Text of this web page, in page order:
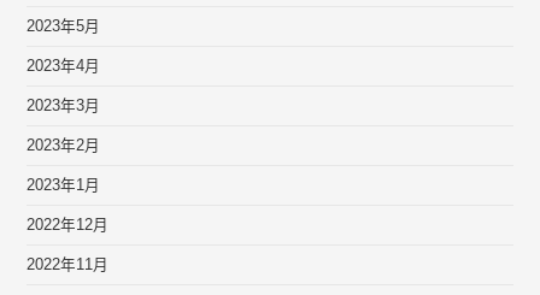
2023年5月
2023年4月
2023年3月
2023年2月
2023年1月
2022年12月
2022年11月